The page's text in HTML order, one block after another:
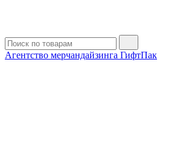
Агентство мерчандайзинга ГифтПак